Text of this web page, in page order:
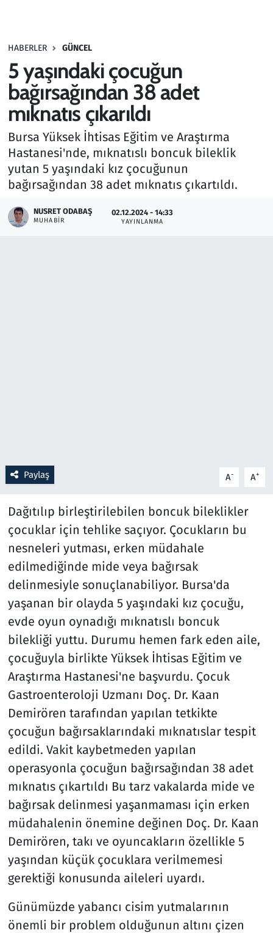
HABERLER GÜNCEL
5 yaşındaki çocuğun
bağırsağından 38 adet
mıknatıs çıkarıldı
Bursa Yüksek İhtisas Eğitim ve Araştırma
Hastanesi'nde, mıknatıslı boncuk bileklik
yutan 5 yaşındaki kız çocuğunun
bağırsağından 38 adet mıknatıs çıkartıldı.
NUSRET ODABAŞ
MUHABIR
02.12.2024 - 14:33
YAYINLANMA
Paylaş A- A+
Dağıtılıp birleştirilebilen boncuk bileklikler
çocuklar için tehlike saçıyor. Çocukların bu
nesneleri yutması, erken müdahale
edilmediğinde mide veya bağırsak
delinmesiyle sonuçlanabiliyor. Bursa'da
yaşanan bir olayda 5 yaşındaki kız çocuğu,
evde oyun oynadığı mıknatıslı boncuk
bilekliği yuttu. Durumu hemen fark eden aile,
çocuğuyla birlikte Yüksek İhtisas Eğitim ve
Araştırma Hastanesi'ne başvurdu. Çocuk
Gastroenteroloji Uzmanı Doç. Dr. Kaan
Demirören tarafından yapılan tetkikte
çocuğun bağırsaklarındaki mıknatıslar tespit
edildi. Vakit kaybetmeden yapılan
operasyonla çocuğun bağırsağından 38 adet
mıknatıs çıkartıldı Bu tarz vakalarda mide ve
bağırsak delinmesi yaşanmaması için erken
müdahalenin önemine değinen Doç. Dr. Kaan
Demirören, takı ve oyuncakların özellikle 5
yaşından küçük çocuklara verilmemesi
gerektiği konusunda aileleri uyardı.
Günümüzde yabancı cisim yutmalarının
önemli bir problem olduğunun altını çizen
Haber
Kültür Sanat
Kurumsal Haberler
Lezzet Durağı
Memur ve Kamu
Otomobil
Televizyon